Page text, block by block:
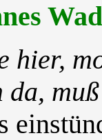
hier,
da,